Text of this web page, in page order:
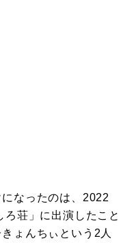
なったのは、2022
荘」に出演したこと
ょんちぃという2人